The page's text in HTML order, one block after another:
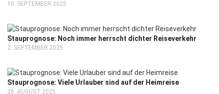
10. SEPTEMBER 2025
Stauprognose: Noch immer herrscht dichter Reiseverkehr
2. SEPTEMBER 2025
Stauprognose: Viele Urlauber sind auf der Heimreise
26. AUGUST 2025